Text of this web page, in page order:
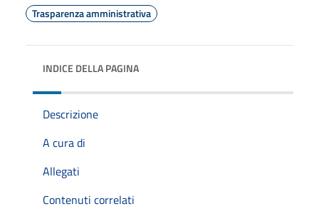
Trasparenza amministrativa
INDICE DELLA PAGINA
Descrizione
A cura di
Allegati
Contenuti correlati